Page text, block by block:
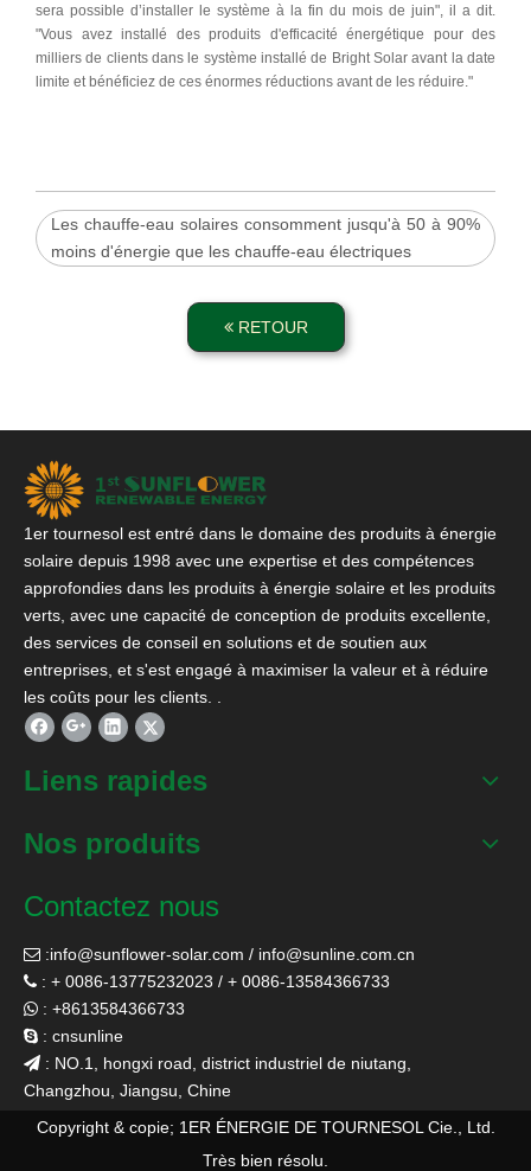
sera possible d’installer le système à la fin du mois de juin", il a dit.
"Vous avez installé des produits d'efficacité énergétique pour des
milliers de clients dans le système installé de Bright Solar avant la date
limite et bénéficiez de ces énormes réductions avant de les réduire."
Les chauffe-eau solaires consomment jusqu'à 50 à 90%
moins d'énergie que les chauffe-eau électriques
RETOUR
1er tournesol est entré dans le domaine des produits à énergie
solaire depuis 1998 avec une expertise et des compétences
approfondies dans les produits à énergie solaire et les produits
verts, avec une capacité de conception de produits excellente,
des services de conseil en solutions et de soutien aux
entreprises, et s'est engagé à maximiser la valeur et à réduire
les coûts pour les clients. .
Liens rapides
Nos produits
Contactez nous
 :info@sunflower-solar.com / info@sunline.com.cn
 : + 0086-13775232023 / + 0086-13584366733
 : +8613584366733
 : cnsunline
 : NO.1, hongxi road, district industriel de niutang,
Changzhou, Jiangsu, Chine
Copyright & copie; 1ER ÉNERGIE DE TOURNESOL Cie., Ltd.
Très bien résolu.